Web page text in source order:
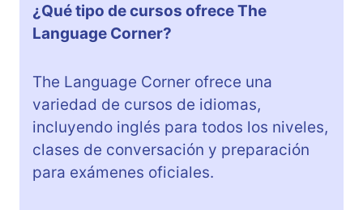
¿Qué tipo de cursos ofrece The
Language Corner?
The Language Corner ofrece una
variedad de cursos de idiomas,
incluyendo inglés para todos los niveles,
clases de conversación y preparación
para exámenes oficiales.